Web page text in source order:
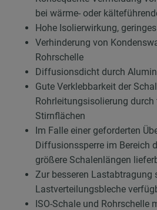
bei wärme- oder
Hohe Isolierwirkung,
Verhinderung von
Rohrschelle
Diffusionsdicht durch
Gute Verklebbarkeit der
Rohrleitungsisolierung
Stirnflächen
Im Falle einer geforderten
Diffusionssperre im Bereich
größere Schalenlängen
Zur besseren Lastabtragung
Lastverteilungsbleche
ISO-Schale und Rohrschelle